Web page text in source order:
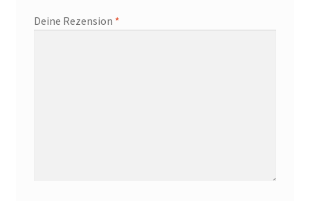
Deine Rezension *